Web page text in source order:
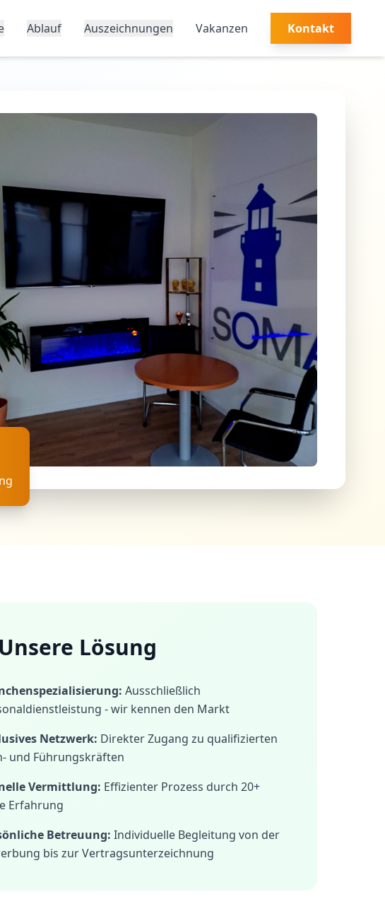
Ablauf Auszeichnungen Vakanzen Kontakt
Unsere Lösung
Ausschließlich
- wir kennen den Markt
Netzwerk: Direkter Zugang zu qualifizierten
und Führungskräften
Vermittlung: Effizienter Prozess durch 20+
Erfahrung
Betreuung: Individuelle Begleitung von der
bis zur Vertragsunterzeichnung